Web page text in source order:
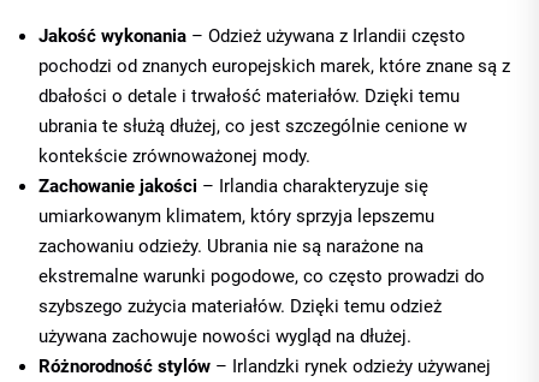
Jakość wykonania – Odzież używana z Irlandii często
pochodzi od znanych europejskich marek, które znane są z
dbałości o detale i trwałość materiałów. Dzięki temu
ubrania te służą dłużej, co jest szczególnie cenione w
kontekście zrównoważonej mody.
Zachowanie jakości – Irlandia charakteryzuje się
umiarkowanym klimatem, który sprzyja lepszemu
zachowaniu odzieży. Ubrania nie są narażone na
ekstremalne warunki pogodowe, co często prowadzi do
szybszego zużycia materiałów. Dzięki temu odzież
używana zachowuje nowości wygląd na dłużej.
Różnorodność stylów – Irlandzki rynek odzieży używanej